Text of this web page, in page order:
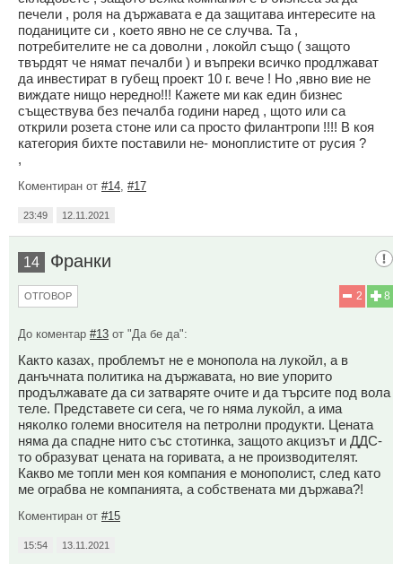
печели , роля на държавата е да защитава интересите на
поданиците си , което явно не се случва. Та ,
потребителите не са доволни , локойл също ( защото
твърдят че нямат печалби ) и въпреки всичко продлжават
да инвестират в губещ проект 10 г. вече ! Но ,явно вие не
виждате нищо нередно!!! Кажете ми как един бизнес
съществува без печалба години наред , щото или са
открили розета стоне или са просто филантропи !!!! В коя
категория бихте поставили не- моноплистите от русия ?
,
Коментиран от #14, #17
23:49 12.11.2021
14 Франки
8
2
ОТГОВОР
До коментар #13 от "Да бе да":
Както казах, проблемът не е монопола на лукойл, а в
данъчната политика на държавата, но вие упорито
продължавате да си затваряте очите и да търсите под вола
теле. Представете си сега, че го няма лукойл, а има
няколко големи вносителя на петролни продукти. Цената
няма да спадне нито със стотинка, защото акцизът и ДДС-
то образуват цената на горивата, а не производителят.
Какво ме топли мен коя компания е монополист, след като
ме ограбва не компанията, а собствената ми държава?!
Коментиран от #15
15:54 13.11.2021